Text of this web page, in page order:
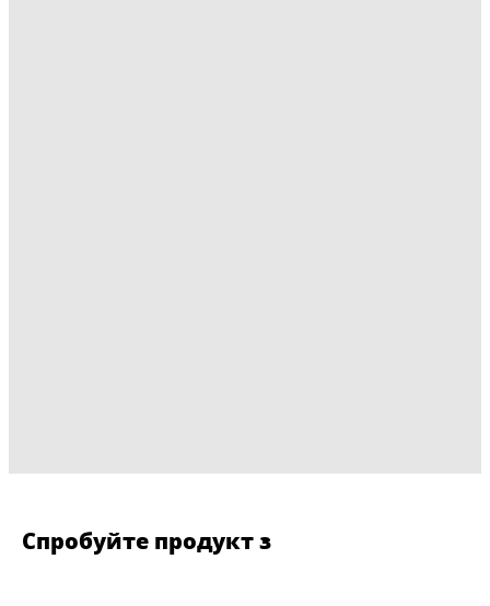
Спробуйте продукт з